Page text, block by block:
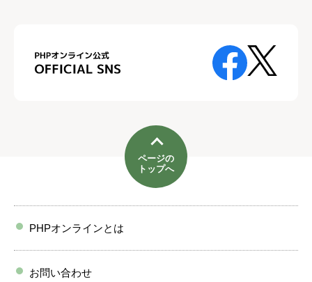
ページの
トップへ
PHPオンラインとは
お問い合わせ